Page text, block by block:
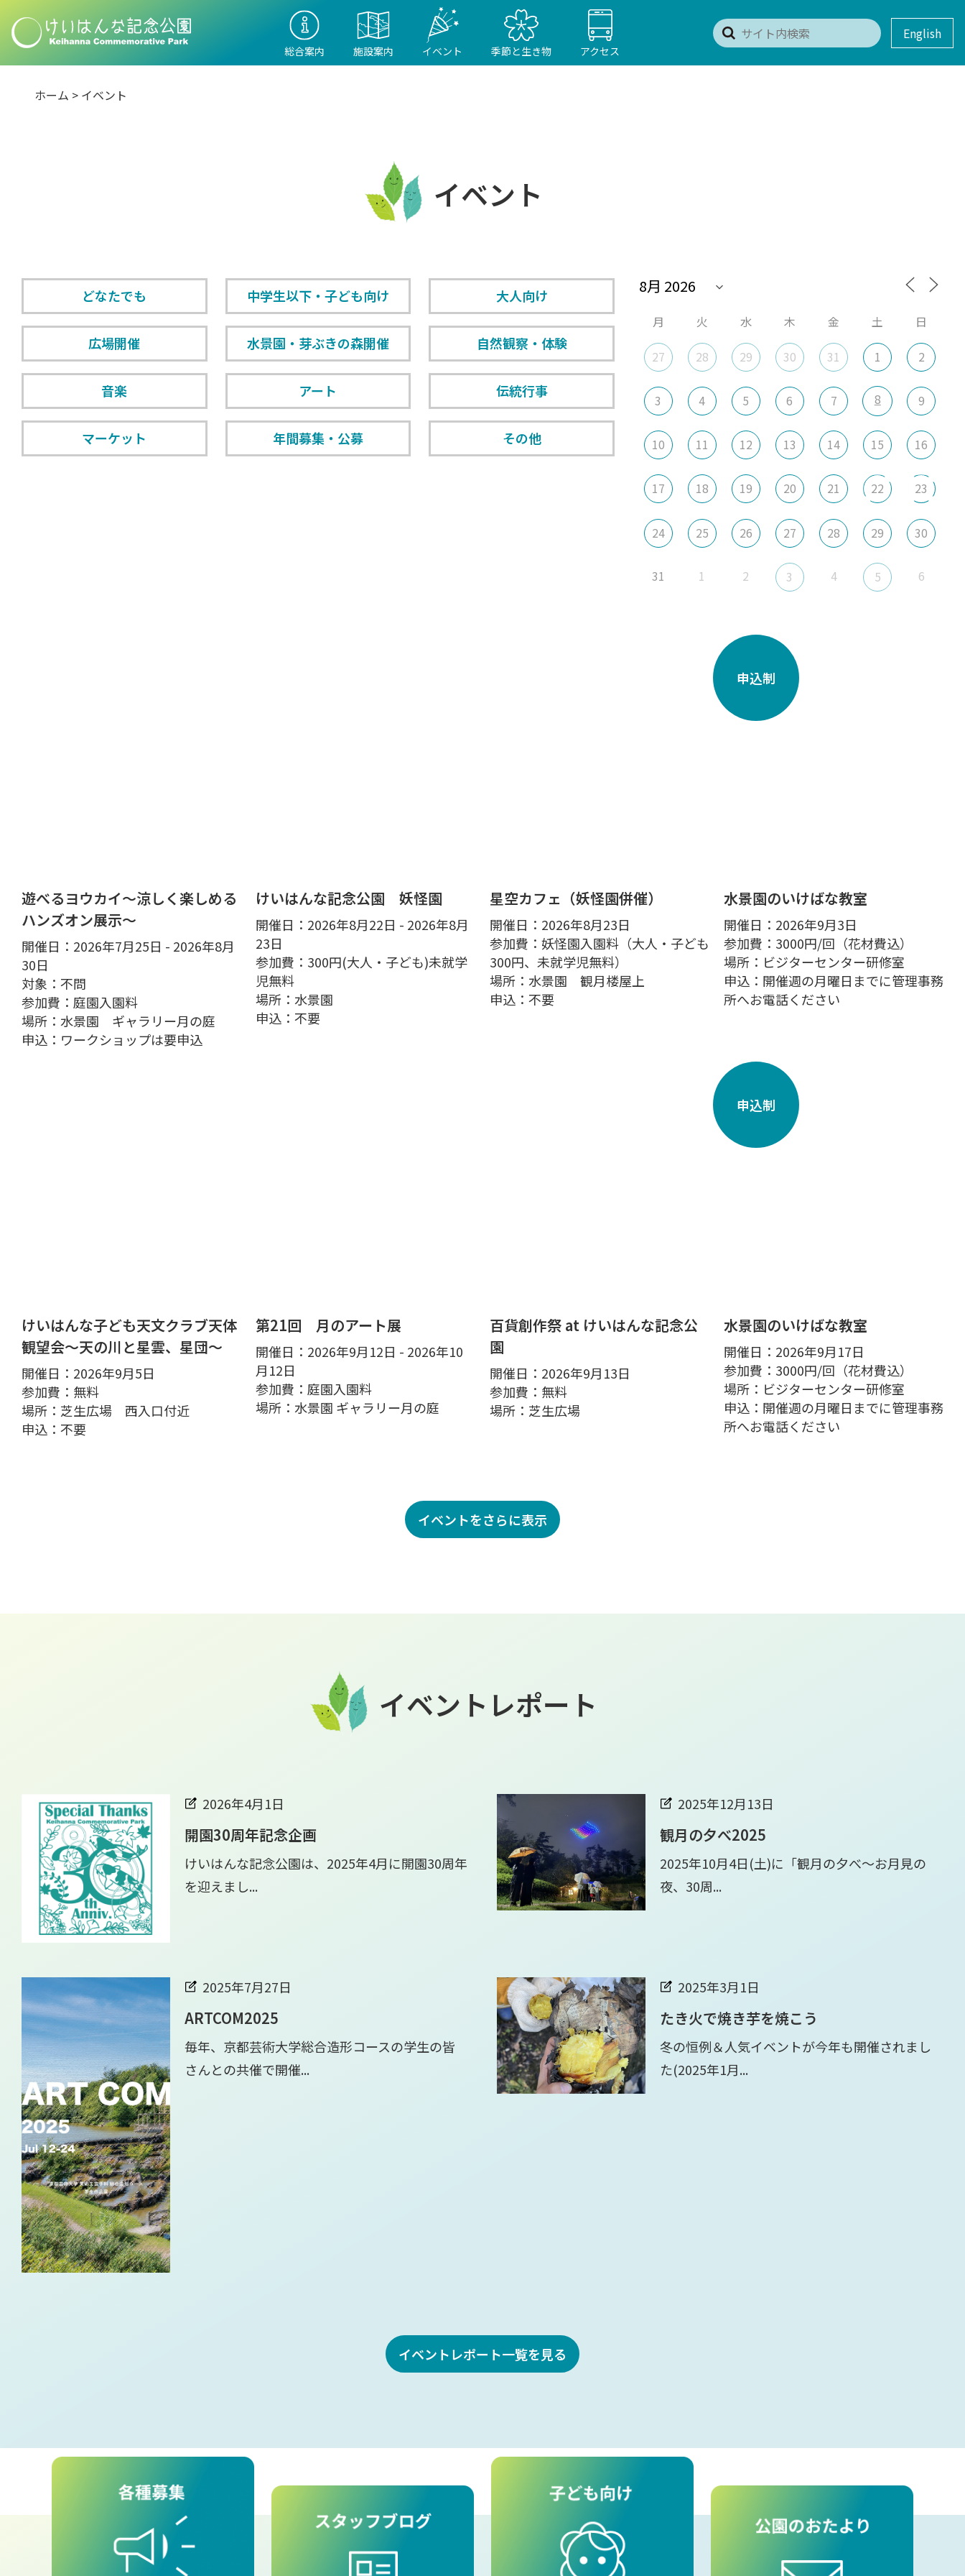
English
総合案内 施設案内 イベント 季節と生き物 アクセス
ホーム > イベント
イベント
どなたでも 中学生以下・子ども向け 大人向け
広場開催 水景園・芽ぶきの森開催 自然観察・体験
音楽 アート 伝統行事
マーケット 年間募集・公募 その他
月 火 水 木 金 土 日
27 28 29 30 31 1 2
3 4 5 6 7 8 9
10 11 12 13 14 15 16
17 18 19 20 21 22 23
24 25 26 27 28 29 30
31 1 2 3 4 5 6
遊べるヨウカイ～涼しく楽しめる
ハンズオン展示～
開催日：2026年7月25日 - 2026年8月
30日
対象：不問
参加費：庭園入園料
場所：水景園 ギャラリー月の庭
申込：ワークショップは要申込
けいはんな記念公園 妖怪園
開催日：2026年8月22日 - 2026年8月
23日
参加費：300円(大人・子ども)未就学
児無料
場所：水景園
申込：不要
星空カフェ（妖怪園併催）
開催日：2026年8月23日
参加費：妖怪園入園料（大人・子ども
300円、未就学児無料）
場所：水景園 観月楼屋上
申込：不要
申込制
水景園のいけばな教室
開催日：2026年9月3日
参加費：3000円/回（花材費込）
場所：ビジターセンター研修室
申込：開催週の月曜日までに管理事務
所へお電話ください
けいはんな子ども天文クラブ天体
観望会～天の川と星雲、星団～
開催日：2026年9月5日
参加費：無料
場所：芝生広場 西入口付近
申込：不要
第21回 月のアート展
開催日：2026年9月12日 - 2026年10
月12日
参加費：庭園入園料
場所：水景園 ギャラリー月の庭
百貨創作祭 at けいはんな記念公
園
開催日：2026年9月13日
参加費：無料
場所：芝生広場
申込制
水景園のいけばな教室
開催日：2026年9月17日
参加費：3000円/回（花材費込）
場所：ビジターセンター研修室
申込：開催週の月曜日までに管理事務
所へお電話ください
イベントをさらに表示
イベントレポート
2026年4月1日
開園30周年記念企画
けいはんな記念公園は、2025年4月に開園30周年
を迎えまし...
2025年12月13日
観月の夕べ2025
2025年10月4日(土)に「観月の夕べ～お月見の
夜、30周...
2025年7月27日
ARTCOM2025
毎年、京都芸術大学総合造形コースの学生の皆
さんとの共催で開催...
2025年3月1日
たき火で焼き芋を焼こう
冬の恒例＆人気イベントが今年も開催されまし
た(2025年1月...
イベントレポート一覧を見る